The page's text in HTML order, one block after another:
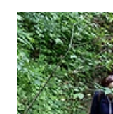
동행합니다.* 시간이 부족
서비스를 이용할 수 있도록
맞춤형 컨설팅: 전월세 계
책 안내까지, 필요한 모든
받..